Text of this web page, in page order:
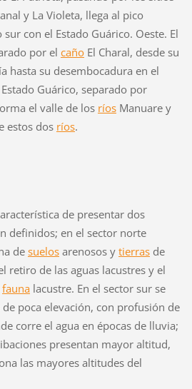
y La Violeta, llega al pico
con el Estado Guárico. Oeste. El
por el cañoEl Charal, desde su
hasta su desembocadura en el
Guárico, separado por
el valle de los ríosManuare y
estos dos ríos.
de presentar dos
definidos; en el sector norte
de suelosarenosos y tierrasde
retiro de las aguas lacustres y el
faunalacustre. En el sector sur se
poca elevación, con profusión de
corre el agua en épocas de lluvia;
presentan mayor altitud,
las mayores altitudes del